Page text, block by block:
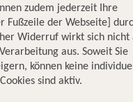
Bewertungen
zudem jederzeit Ihre
Fußzeile der Webseite]
Widerruf wirkt sich nicht
aus. Soweit Sie
können keine
sind aktiv.